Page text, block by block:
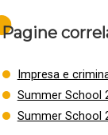
Pagine
Impresa e
Summer School
Summer School